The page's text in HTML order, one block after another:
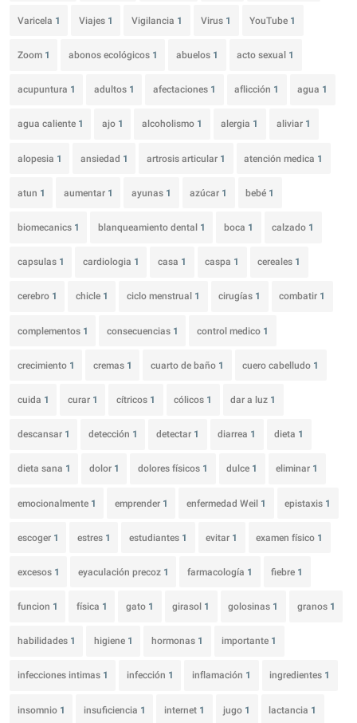
Varicela 1 Viajes 1 Vigilancia 1 Virus 1 YouTube 1
Zoom 1 abonos ecológicos 1 abuelos 1 acto sexual 1
acupuntura 1 adultos 1 afectaciones 1 aflicción 1 agua 1
agua caliente 1 ajo 1 alcoholismo 1 alergia 1 aliviar 1
alopesia 1 ansiedad 1 artrosis articular 1 atención medica 1
atun 1 aumentar 1 ayunas 1 azúcar 1 bebé 1
biomecanics 1 blanqueamiento dental 1 boca 1 calzado 1
capsulas 1 cardiologia 1 casa 1 caspa 1 cereales 1
cerebro 1 chicle 1 ciclo menstrual 1 cirugías 1 combatir 1
complementos 1 consecuencias 1 control medico 1
crecimiento 1 cremas 1 cuarto de baño 1 cuero cabelludo 1
cuida 1 curar 1 cítricos 1 cólicos 1 dar a luz 1
descansar 1 detección 1 detectar 1 diarrea 1 dieta 1
dieta sana 1 dolor 1 dolores físicos 1 dulce 1 eliminar 1
emocionalmente 1 emprender 1 enfermedad Weil 1 epistaxis 1
escoger 1 estres 1 estudiantes 1 evitar 1 examen físico 1
excesos 1 eyaculación precoz 1 farmacología 1 fiebre 1
funcion 1 física 1 gato 1 girasol 1 golosinas 1 granos 1
habilidades 1 higiene 1 hormonas 1 importante 1
infecciones intimas 1 infección 1 inflamación 1 ingredientes 1
insomnio 1 insuficiencia 1 internet 1 jugo 1 lactancia 1